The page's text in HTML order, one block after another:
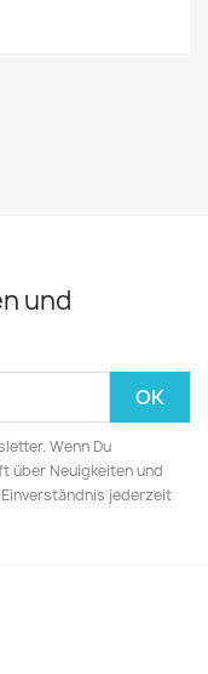
und
Wenn Du
über Neuigkeiten und
jederzeit